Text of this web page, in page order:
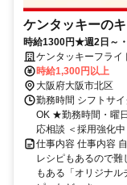
ケンタッキーの
時給1300円★週2日～
歓迎♪ケンタッキーフラ
時給1,300円以上
大阪府大阪市北区
勤務時間 シフトサ
OK ★勤務時間・曜
応相談 ＜採用強化
仕事内容 仕事内容
レシピもあるので
もある「オリジナ